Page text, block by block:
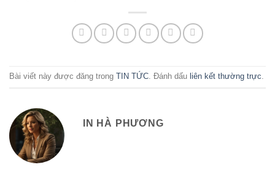
Bài viết này được đăng trong TIN TỨC. Đánh dấu liên kết thường trực.
IN HÀ PHƯƠNG